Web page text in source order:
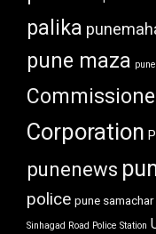
palika
pune maza
Corporation
punenews
police pune samachar
Sinhagad Road Police Station